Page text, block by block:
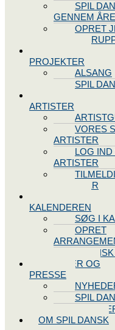
SPIL
GENNEM
OPRET
PROJEKTER
ALSANG
SPIL
ARTISTER
VORES
ARTISTER
LOG IND
ARTISTER
ARTISTER
KALENDEREN
SØG I
OPRET
NYHEDER OG
PRESSE
SPIL
OM SPIL DANSK